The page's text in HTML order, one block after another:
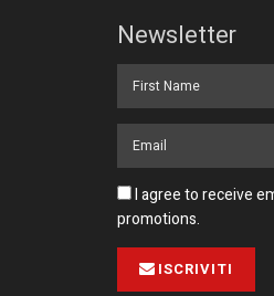
Newsletter
I agree to receive
promotions.
ISCRIVITI